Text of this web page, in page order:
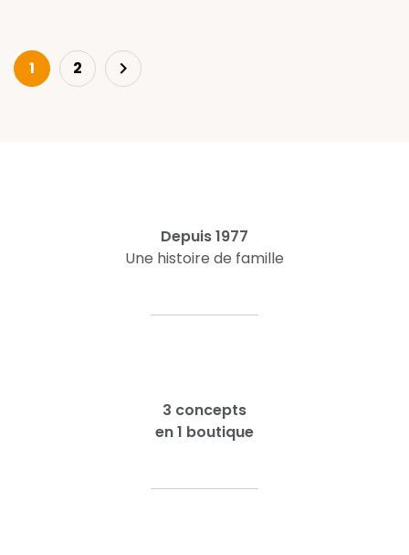
1 2 Next

Depuis 1977
Une histoire de famille
3 concepts
en 1 boutique